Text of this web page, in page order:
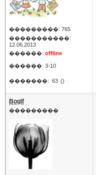
���������: 765
�����������:
12.06.2013
������: offline
������: 3-10
�������: 63 ()
Boglf
���������